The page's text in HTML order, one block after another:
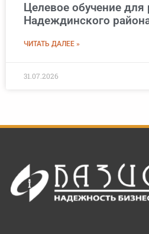
Целевое обучение
Надеждинского
ЧИТАТЬ ДАЛЕЕ »
31.07.2026